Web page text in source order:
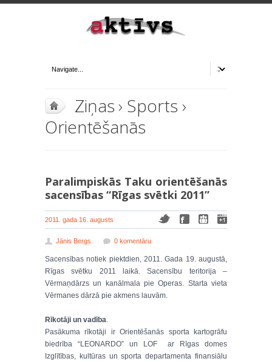
Ziņas› Sports ›
Orientēšanās
Paralimpiskās Taku orientēšanās
sacensības “Rīgas svētki 2011”
2011. gada 16. augusts
Jānis Bergs 0 komentāru
Sacensības notiek piektdien, 2011. Gada 19. augustā,
Rīgas svētku 2011 laikā. Sacensību teritorija –
Vērmaņdārzs un kanālmala pie Operas. Starta vieta
Vērmanes dārzā pie akmens lauvām.
Rīkotāji un vadība.
Pasākuma rīkotāji ir Orientēšanās sporta kartogrāfu
biedrība “LEONARDO” un LOF ar Rīgas domes
Izglītības, kultūras un sporta departamenta finansiālu